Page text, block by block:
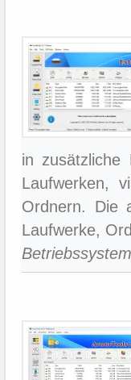
in zusätzliche
Laufwerken,
Ordnern. Die
Laufwerke,